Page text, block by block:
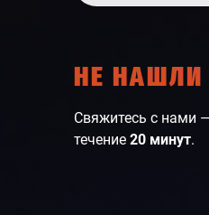
НЕ НАШЛИ
Свяжитесь с нами
течение 20 минут.